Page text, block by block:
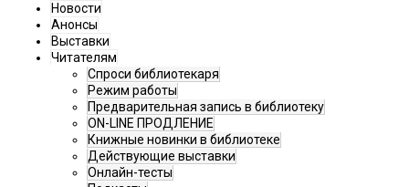
Новости
Анонсы
Выставки
Читателям
Спроси библиотекаря
Режим работы
Предварительная запись в библиотеку
ON-LINE ПРОДЛЕНИЕ
Книжные новинки в библиотеке
Действующие выставки
Онлайн-тесты